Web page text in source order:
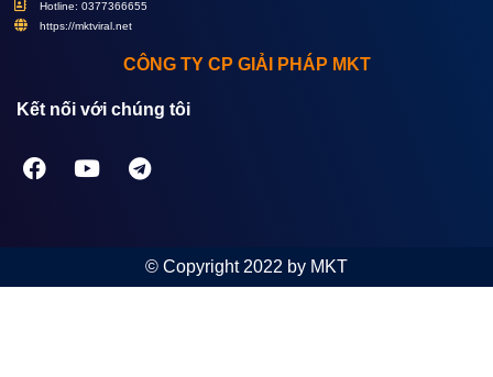
Hotline: 0377366655
https://mktviral.net
CÔNG TY CP GIẢI PHÁP MKT
Kết nối với chúng tôi
© Copyright 2022 by MKT